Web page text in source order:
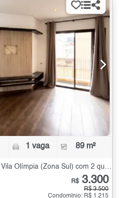
1 vaga 89 m²
Apartamento para Alugar na Vila Olímpia (Zona Sul) com 2 quartos - 89 m²
R$ 3.300
R$ 3.500
Condomínio: R$ 1.215